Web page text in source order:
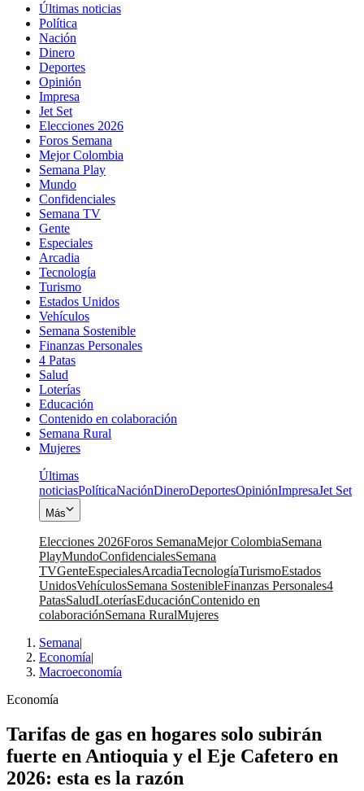
Últimas noticias
Política
Nación
Dinero
Deportes
Opinión
Impresa
Jet Set
Elecciones 2026
Foros Semana
Mejor Colombia
Semana Play
Mundo
Confidenciales
Semana TV
Gente
Especiales
Arcadia
Tecnología
Turismo
Estados Unidos
Vehículos
Semana Sostenible
Finanzas Personales
4 Patas
Salud
Loterías
Educación
Contenido en colaboración
Semana Rural
Mujeres
Últimas
noticiasPolíticaNaciónDineroDeportesOpiniónImpresaJet Set
Más
Elecciones 2026Foros SemanaMejor ColombiaSemana
PlayMundoConfidencialesSemana
TVGenteEspecialesArcadiaTecnologíaTurismoEstados
UnidosVehículosSemana SostenibleFinanzas Personales4
PatasSaludLoteríasEducaciónContenido en
colaboraciónSemana RuralMujeres
Semana|
Economía|
Macroeconomía
Economía
Tarifas de gas en hogares solo subirán
fuerte en Antioquia y el Eje Cafetero en
2026: esta es la razón